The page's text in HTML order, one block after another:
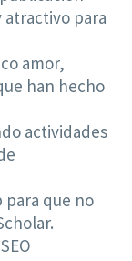
atractivo para
amor,
han hecho
actividades
para que no